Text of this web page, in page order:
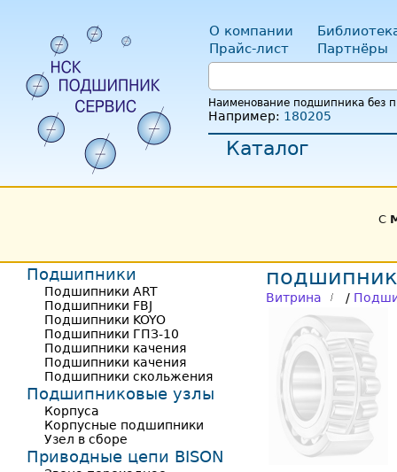
О компании
Прайс-лист
Партнёры
Наименование подшипника без
Например: 180205
Каталог
С
Витрина /
Подшипники
Подшипники ART
Подшипники FBJ
Подшипники KOYO
Подшипники ГПЗ-10
Подшипники качения
Подшипники качения
Подшипники скольжения
Подшипниковые узлы
Корпуса
Корпусные подшипники
Узел в сборе
Приводные цепи BISON